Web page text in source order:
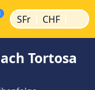
SFr | CHF |
Tortosa